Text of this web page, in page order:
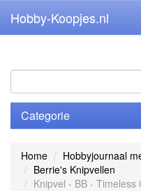
Hobby-Koopjes.nl
Categorie
Home Hobbyjournaal
Berrie's Knipvellen
Knipvel - BB - Timeless